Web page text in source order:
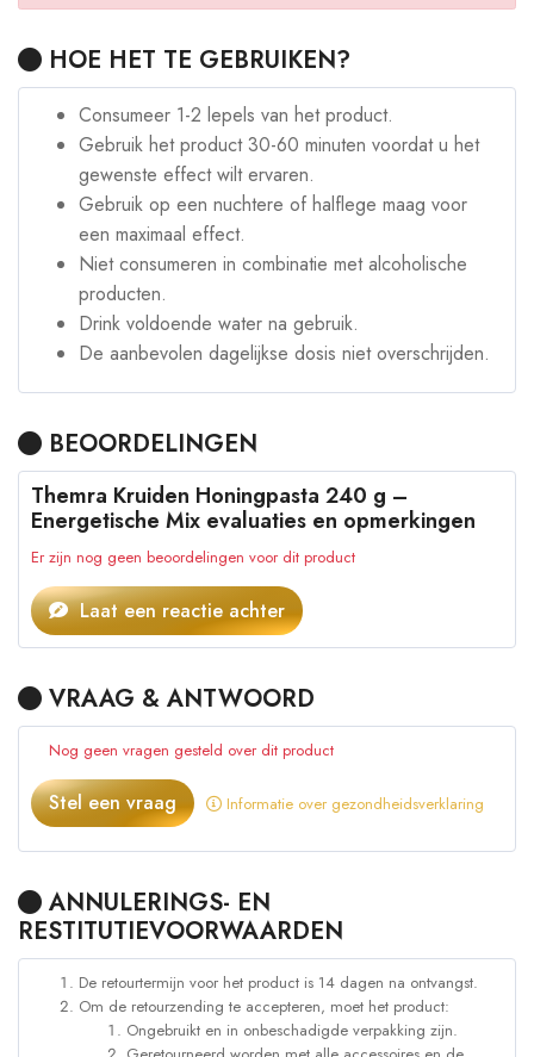
HOE HET TE GEBRUIKEN?
Consumeer 1-2 lepels van het product.
Gebruik het product 30-60 minuten voordat u het
gewenste effect wilt ervaren.
Gebruik op een nuchtere of halflege maag voor
een maximaal effect.
Niet consumeren in combinatie met alcoholische
producten.
Drink voldoende water na gebruik.
De aanbevolen dagelijkse dosis niet overschrijden.
BEOORDELINGEN
Themra Kruiden Honingpasta 240 g –
Energetische Mix evaluaties en opmerkingen
Er zijn nog geen beoordelingen voor dit product
Laat een reactie achter
VRAAG & ANTWOORD
Nog geen vragen gesteld over dit product
Stel een vraag Informatie over gezondheidsverklaring
ANNULERINGS- EN
RESTITUTIEVOORWAARDEN
De retourtermijn voor het product is 14 dagen na ontvangst.
Om de retourzending te accepteren, moet het product:
Ongebruikt en in onbeschadigde verpakking zijn.